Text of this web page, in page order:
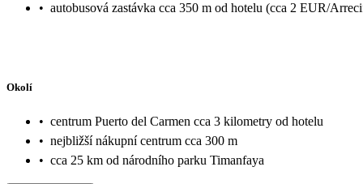
• autobusová zastávka cca 350 m od hotelu (cca 2 EUR/
Okolí
• centrum Puerto del Carmen cca 3 kilometry od hotelu
• nejbližší nákupní centrum cca 300 m
• cca 25 km od národního parku Timanfaya